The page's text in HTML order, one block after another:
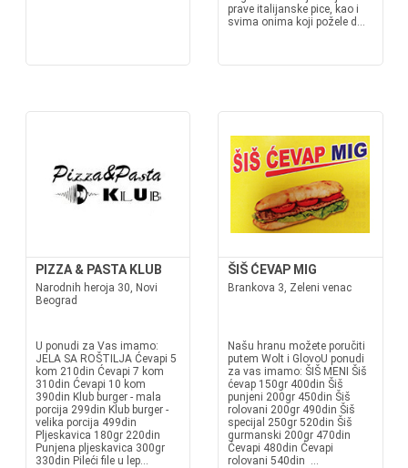
prave italijanske pice, kao i
svima onima koji požele d...
PIZZA & PASTA KLUB
Narodnih heroja 30, Novi
Beograd
U ponudi za Vas imamo:
JELA SA ROŠTILJA Ćevapi 5
kom 210din Ćevapi 7 kom
310din Ćevapi 10 kom
390din Klub burger - mala
porcija 299din Klub burger -
velika porcija 499din
Pljeskavica 180gr 220din
Punjena pljeskavica 300gr
330din Pileći file u lep...
ŠIŠ ĆEVAP MIG
Brankova 3, Zeleni venac
Našu hranu možete poručiti
putem Wolt i GlovoU ponudi
za vas imamo: ŠIŠ MENI Šiš
ćevap 150gr 400din Šiš
punjeni 200gr 450din Šiš
rolovani 200gr 490din Šiš
specijal 250gr 520din Šiš
gurmanski 200gr 470din
Ćevapi 480din Ćevapi
rolovani 540din ...